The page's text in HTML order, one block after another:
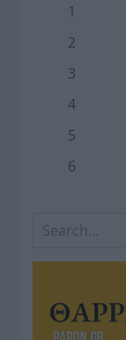
1
2
3
4
5
6